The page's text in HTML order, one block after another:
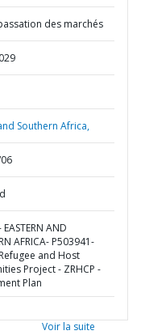
des marchés
Southern Africa,
AND
AFRICA- P503941-
and Host
Project - ZRHCP -
Plan
Voir la suite